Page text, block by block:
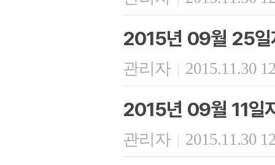
2015년 09월 25일
관리자 | 2015.11.30
2015년 09월 11일
관리자 | 2015.11.30